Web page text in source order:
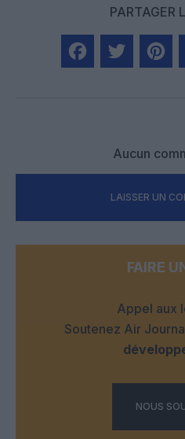
PARTAGER
Aucun
LAISSER UN
FAIRE
Appel aux
Soutenez Air
NOUS